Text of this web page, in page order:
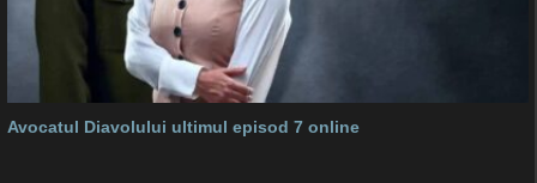
Avocatul Diavolului ultimul episod 7 online